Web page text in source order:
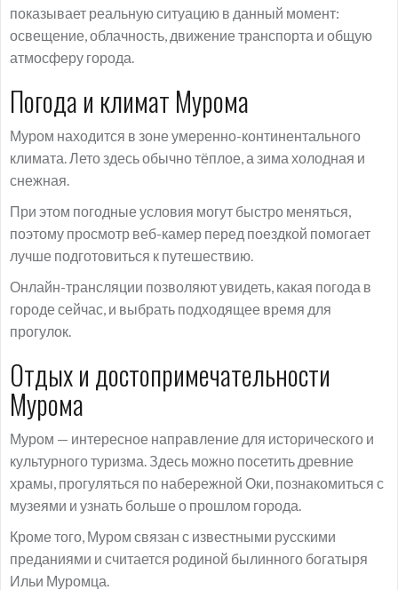
показывает реальную ситуацию в данный момент:
освещение, облачность, движение транспорта и общую
атмосферу города.
Погода и климат Мурома
Муром находится в зоне умеренно-континентального
климата. Лето здесь обычно тёплое, а зима холодная и
снежная.
При этом погодные условия могут быстро меняться,
поэтому просмотр веб-камер перед поездкой помогает
лучше подготовиться к путешествию.
Онлайн-трансляции позволяют увидеть, какая погода в
городе сейчас, и выбрать подходящее время для
прогулок.
Отдых и достопримечательности
Мурома
Муром — интересное направление для исторического и
культурного туризма. Здесь можно посетить древние
храмы, прогуляться по набережной Оки, познакомиться с
музеями и узнать больше о прошлом города.
Кроме того, Муром связан с известными русскими
преданиями и считается родиной былинного богатыря
Ильи Муромца.